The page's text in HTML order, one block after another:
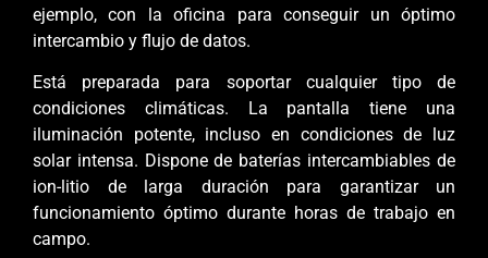
ejemplo, con la oficina para conseguir un óptimo
intercambio y flujo de datos.
Está preparada para soportar cualquier tipo de
condiciones climáticas. La pantalla tiene una
iluminación potente, incluso en condiciones de luz
solar intensa. Dispone de baterías intercambiables de
ion-litio de larga duración para garantizar un
funcionamiento óptimo durante horas de trabajo en
campo.